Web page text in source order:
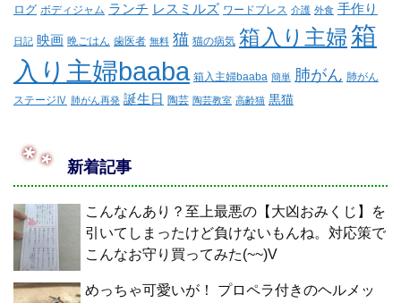
ログ ボディジャム ランチ レスミルズ ワードプレス 介護 外食 手作り
日記 映画 晩ごはん 歯医者 無料 猫 猫の病気 箱入り主婦箱
入り主婦baaba 箱入主婦baaba 簡単 肺がん 肺がん
ステージⅣ 肺がん再発 誕生日 陶芸 陶芸教室 高齢猫 黒猫
新着記事
こんなんあり？至上最悪の【大凶おみくじ】を
引いてしまったけど負けないもんね。対応策で
こんなお守り買ってみた(~~)V
めっちゃ可愛いが！ プロペラ付きのヘルメッ